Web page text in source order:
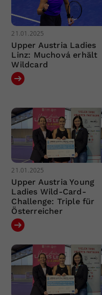
21.01.2025
Upper Austria Ladies
Linz: Muchová erhält
Wildcard
21.01.2025
Upper Austria Young
Ladies Wild-Card-
Challenge: Triple für
Österreicher